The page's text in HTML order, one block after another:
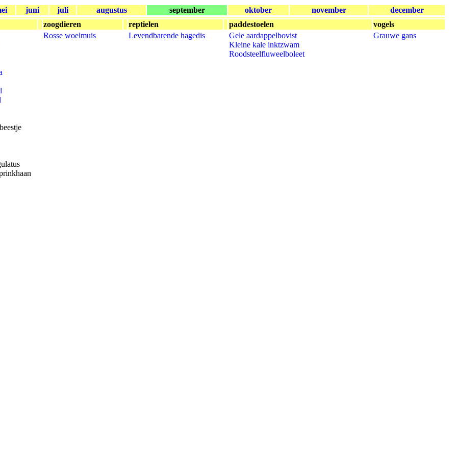
juni juli augustus september oktober november
december
zoogdieren reptielen paddestoelen vogels
Rosse woelmuis Levendbarende hagedis
Gele aardappelbovist
Kleine kale inktzwam
Roodsteelfluweelboleet
Grauwe gans